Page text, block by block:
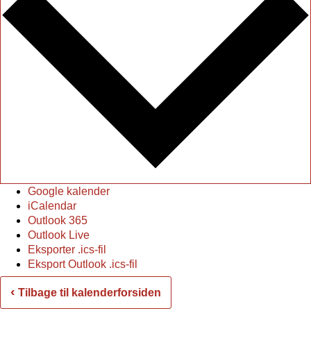
Google kalender
iCalendar
Outlook 365
Outlook Live
Eksporter .ics-fil
Eksport Outlook .ics-fil
‹ Tilbage til kalenderforsiden